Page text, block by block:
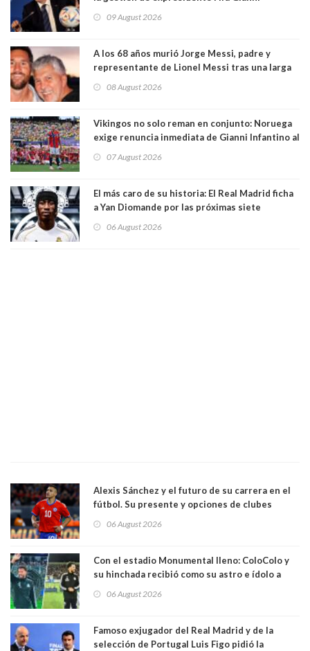
Infantino, en medio de desmentidos sobre
relación sentimental
09 August 2026
A los 68 años murió Jorge Messi, padre y
representante de Lionel Messi tras una larga
enfermedad
08 August 2026
Vikingos no solo reman en conjunto: Noruega
exige renuncia inmediata de Gianni Infantino al
mando de la FIFA
07 August 2026
El más caro de su historia: El Real Madrid ficha
a Yan Diomande por las próximas siete
temporadas. 125 millones de dólares
06 August 2026
Alexis Sánchez y el futuro de su carrera en el
fútbol. Su presente y opciones de clubes
06 August 2026
Con el estadio Monumental lleno: ColoColo y
su hinchada recibió como su astro e ídolo a
Vozinha
06 August 2026
Famoso exjugador del Real Madrid y de la
selección de Portugal Luis Figo pidió la